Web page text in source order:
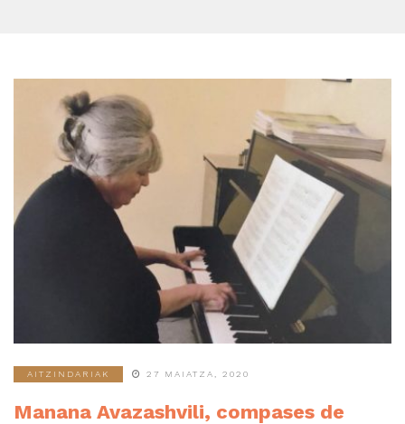
AITZINDARIAK 27 MAIATZA, 2020
Manana Avazashvili, compases de